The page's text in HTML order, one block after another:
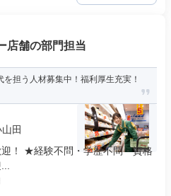
店舗の部門担当
を担う人材募集中！福利厚生充実！
田
！ ★経験不問・学歴不問・資格